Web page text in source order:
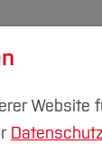
Website